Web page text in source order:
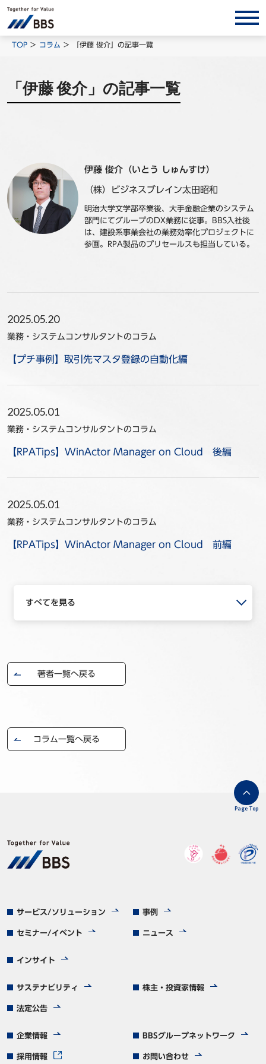
BBSグループネットワーク
株主・投資家情報 採用情報
サービス/ソリューション
製品・ソリューション
BPO
ホワイトペーパー
調査レポート
対談/鼎談
BBS Group News
ニュース
TOP コラム 「伊藤 俊介」の記事一覧
「伊藤 俊介」の記事一覧
伊藤 俊介（いとう しゅんすけ）
（株）ビジネスブレイン太田昭和
明治大学文学部卒業後、大手金融企業のシステム
部門にてグループのDX業務に従事。BBS入社後
は、建設系事業会社の業務効率化プロジェクトに
参画。RPA製品のプリセールスも担当している。
2025.05.20
業務・システムコンサルタントのコラム
【プチ事例】取引先マスタ登録の自動化編
2025.05.01
業務・システムコンサルタントのコラム
【RPATips】WinActor Manager on Cloud 後編
2025.05.01
業務・システムコンサルタントのコラム
【RPATips】WinActor Manager on Cloud 前編
すべてを見る
著者一覧へ戻る
コラム一覧へ戻る
サービス/ソリューション 事例
セミナー/イベント ニュース
インサイト
サステナビリティ 株主・投資家情報
法定公告
企業情報 BBSグループネットワーク
採用情報 お問い合わせ
Page Top